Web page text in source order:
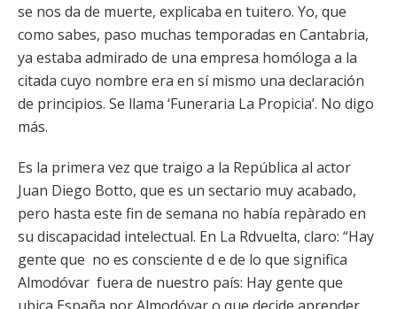
se nos da de muerte, explicaba en tuitero. Yo, que
como sabes, paso muchas temporadas en Cantabria,
ya estaba admirado de una empresa homóloga a la
citada cuyo nombre era en sí mismo una declaración
de principios. Se llama ‘Funeraria La Propicia’. No digo
más.
Es la primera vez que traigo a la República al actor
Juan Diego Botto, que es un sectario muy acabado,
pero hasta este fin de semana no había repàrado en
su discapacidad intelectual. En La Rdvuelta, claro: “Hay
gente que no es consciente d e de lo que significa
Almodóvar fuera de nuestro país: Hay gente que